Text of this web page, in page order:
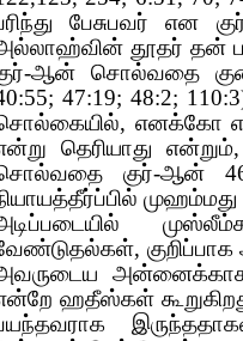
பேசுபவர் என
தூதர் தன்
ஆன் சொல்வதை
47:19; 48:2;
எனக்கோ
தெரியாது
குர்-ஆன்
குறிப்பாக
ஹதீஸ்கள்